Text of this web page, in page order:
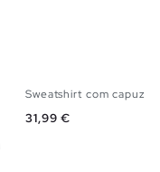
Sweatshirt com capuz
Preço
31,99 €